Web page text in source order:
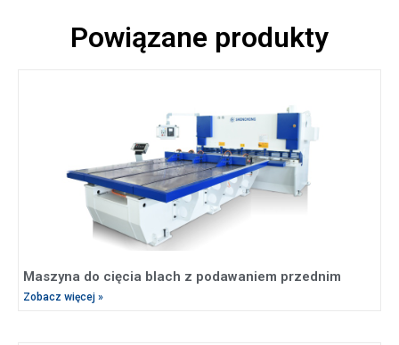
Powiązane produkty
Maszyna do cięcia blach z podawaniem przednim
Zobacz więcej »